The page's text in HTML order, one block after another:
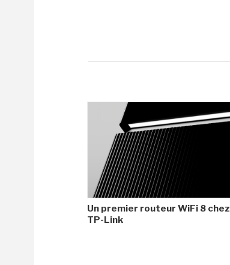
Un premier routeur WiFi 8 chez
TP-Link